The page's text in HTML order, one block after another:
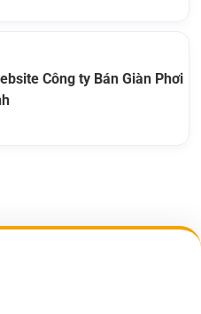
Công ty Bán Giàn Phơi